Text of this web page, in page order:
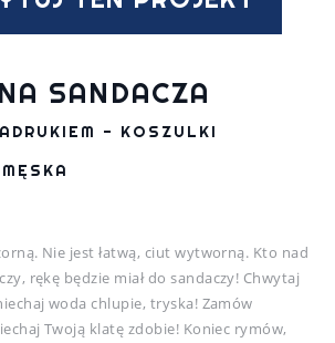
SANDACZA
- KOSZULKI
Nie jest łatwą, ciut wytworną. Kto nad
rękę będzie miał do sandaczy! Chwytaj
woda chlupie, tryska! Zamów
Twoją klatę zdobie! Koniec rymów,